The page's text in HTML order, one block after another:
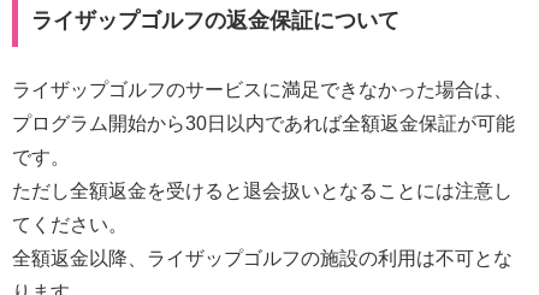
ライザップゴルフの返金保証について
ライザップゴルフのサービスに満足できなかった場合は、
プログラム開始から30日以内であれば全額返金保証が可能
です。
ただし全額返金を受けると退会扱いとなることには注意し
てください。
全額返金以降、ライザップゴルフの施設の利用は不可とな